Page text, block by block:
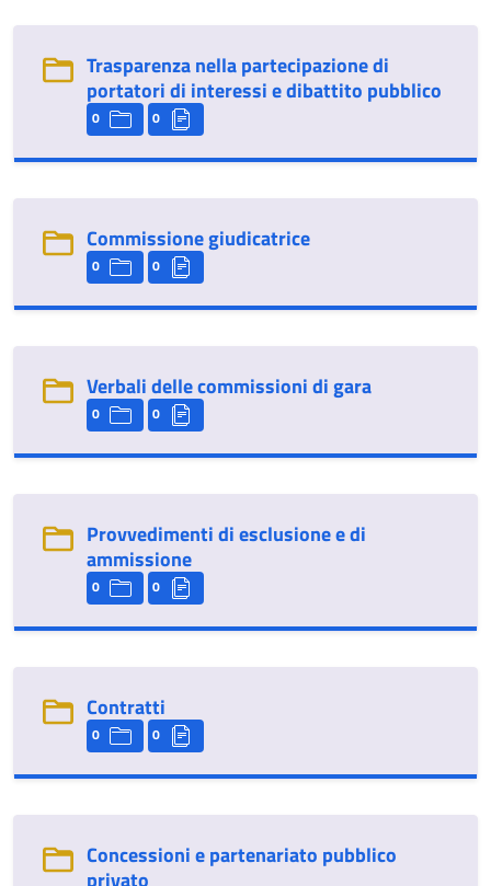
Trasparenza nella partecipazione di
portatori di interessi e dibattito pubblico
0 0
Commissione giudicatrice
0 0
Verbali delle commissioni di gara
0 0
Provvedimenti di esclusione e di
ammissione
0 0
Contratti
0 0
Concessioni e partenariato pubblico
privato